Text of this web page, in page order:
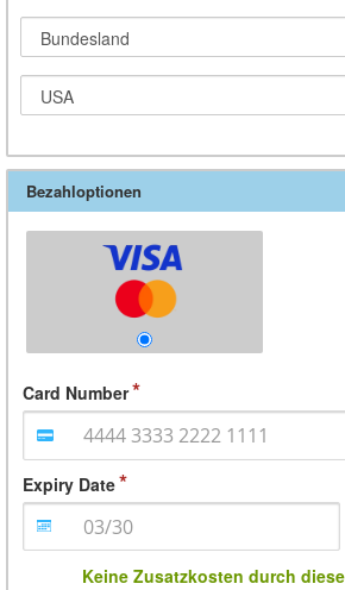
Bezahloptionen
Card Number
Expiry Date
Keine Zusatzkosten durch